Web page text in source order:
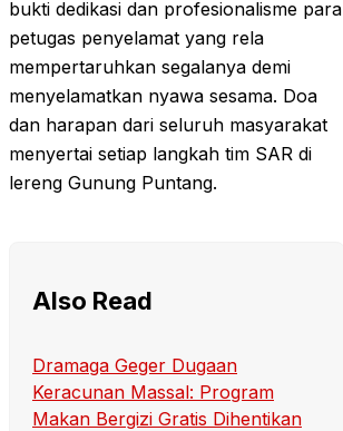
bukti dedikasi dan profesionalisme para
petugas penyelamat yang rela
mempertaruhkan segalanya demi
menyelamatkan nyawa sesama. Doa
dan harapan dari seluruh masyarakat
menyertai setiap langkah tim SAR di
lereng Gunung Puntang.
Also Read
Dramaga Geger Dugaan
Keracunan Massal: Program
Makan Bergizi Gratis Dihentikan